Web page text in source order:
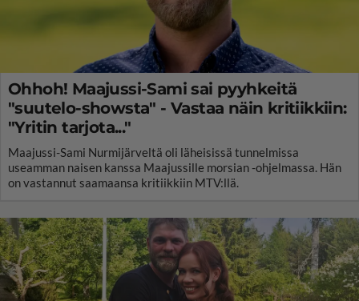
Ohhoh! Maajussi-Sami sai pyyhkeitä
"suutelo-showsta" - Vastaa näin kritiikkiin:
"Yritin tarjota..."
Maajussi-Sami Nurmijärveltä oli läheisissä tunnelmissa
useamman naisen kanssa Maajussille morsian -ohjelmassa. Hän
on vastannut saamaansa kritiikkiin MTV:llä.